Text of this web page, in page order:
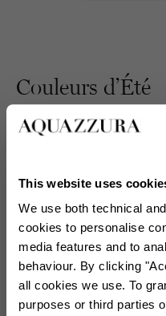
This website uses
We use both technical
cookies to personalise
media features and to
behaviour. By clicking
all cookies we use. To
purposes or third parties
Couleurs d’Été